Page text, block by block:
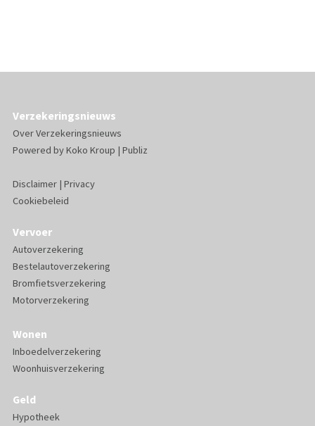
Verzekeringsnieuws
Over Verzekeringsnieuws
Powered byKoko Kroup | Publiz
Disclaimer| Privacy
Cookiebeleid
Vervoer
Autoverzekering
Bestelautoverzekering
Bromfietsverzekering
Motorverzekering
Wonen
Inboedelverzekering
Woonhuisverzekering
Geld
Hypotheek